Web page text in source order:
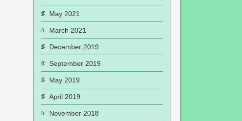
May 2021
March 2021
December 2019
September 2019
May 2019
April 2019
November 2018